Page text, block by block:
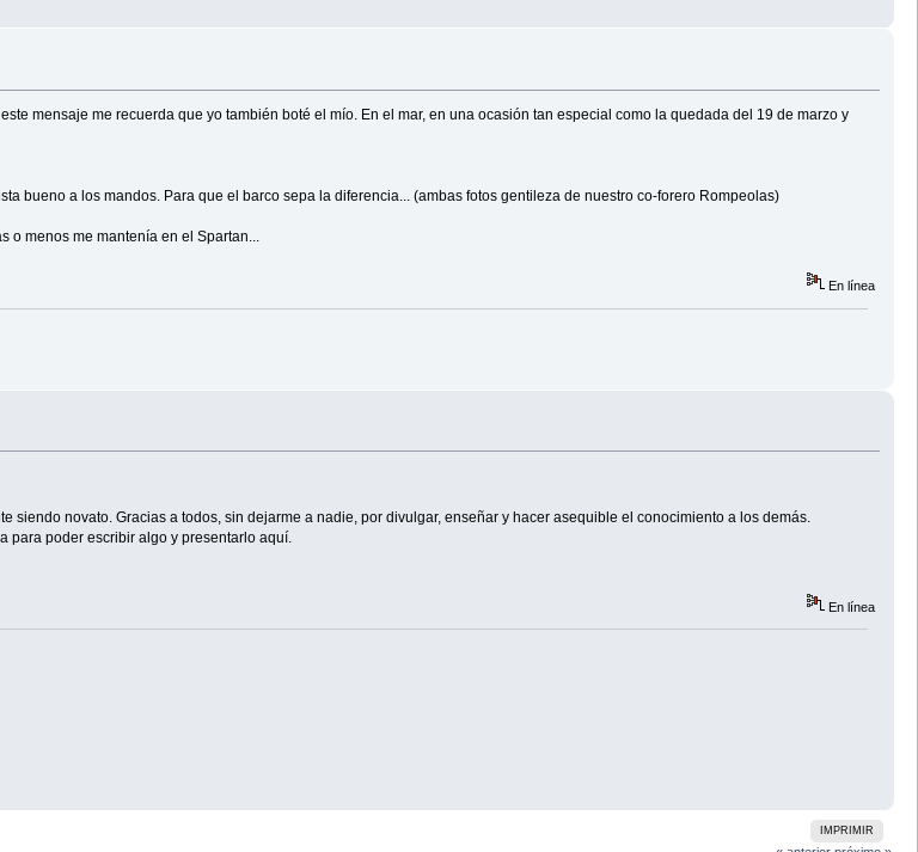
mensaje me recuerda que yo también boté el mío. En el mar, en una ocasión tan especial como la quedada del 19 de marzo y
bueno a los mandos. Para que el barco sepa la diferencia... (ambas fotos gentileza de nuestro co-forero Rompeolas)
o menos me mantenía en el Spartan...
En línea
siendo novato. Gracias a todos, sin dejarme a nadie, por divulgar, enseñar y hacer asequible el conocimiento a los demás.
para poder escribir algo y presentarlo aquí.
En línea
IMPRIMIR